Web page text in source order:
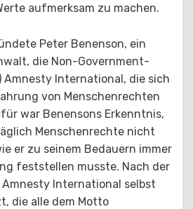
aufmerksam zu machen.
Peter Benenson, ein
die Non-Government-
Amnesty International, die sich
von Menschenrechten
war Benensons Erkenntnis,
Menschenrechte nicht
er zu seinem Bedauern immer
feststellen musste. Nach der
International selbst
die alle dem Motto